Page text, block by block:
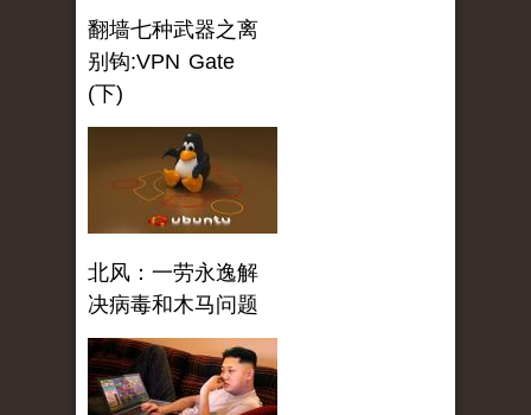
翻墙七种武器之离
别钩:VPN Gate
(下)
北风：一劳永逸解
决病毒和木马问题